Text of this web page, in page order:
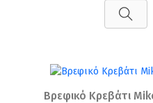
Βρεφικό Κρεβάτι